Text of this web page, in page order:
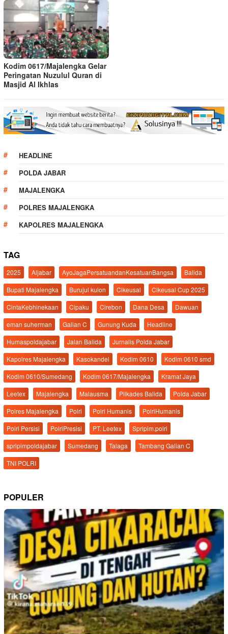
Kodim 0617/Majalengka Gelar
Peringatan Nuzulul Quran di
Masjid Al Ikhlas
HEADLINE
POLDA JABAR
MAJALENGKA
POLRES MAJALENGKA
KAPOLRES MAJALENGKA
TAG
2025 Aljabar AyoJagaPersatuandanKesatuanBangsa
Balida
Bupati Majalengka
Burujul kulon Cikeusal
Cikeusal Cup 2025
CintaKebhinekaan
Cipaku Cirebon Dana Desa
Dawuan
eman suherman
Galian C Gunung Kuda
Headline
Humaspoldajabar
Jalan Balida
Jurnalis Polda Jabar
Kapolres Majalengka
Kasokandel Kodim 0610
Kodim 0610 smd
Kodim 0610/Sumedang
Kodim 0617/Majalengka
Kramat Jaya
Leetex
Majalengka Malausma Pilkades Balida
Polda Jabar
Polres Majalengka
Polri Polri Humanis
PolriHumanis
Polri Persisi
PolriPresisi PT. Leetex
Spripim.polri
spripimpoldajabar
Sumedang Talaga
Tambang Galian C
TNI POLRI
POPULER